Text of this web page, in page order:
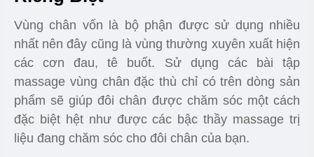
Vùng chân vốn là bộ phận được sử dụng nhiều
nhất nên đây cũng là vùng thường xuyên xuất hiện
các cơn đau, tê buốt. Sử dụng các bài tập
massage vùng chân đặc thù chỉ có trên dòng sản
phẩm sẽ giúp đôi chân được chăm sóc một cách
đặc biệt hệt như được các bậc thầy massage trị
liệu đang chăm sóc cho đôi chân của bạn.